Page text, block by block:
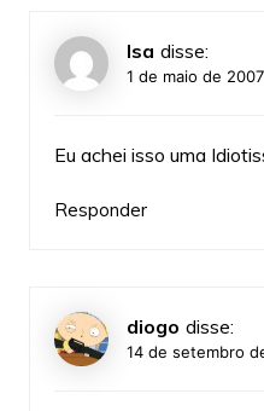
Isa disse:
1 de maio de
Eu achei isso uma
Responder
diogo disse:
14 de setembro